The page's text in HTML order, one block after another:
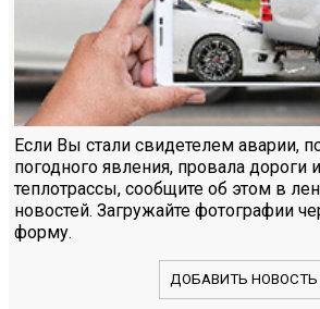
Если Вы стали свидетелем аварии,
погодного явления, провала дороги
теплотрассы, сообщите об этом в
новостей. Загружайте фотографии
форму.
ДОБАВИТЬ НОВОСТЬ